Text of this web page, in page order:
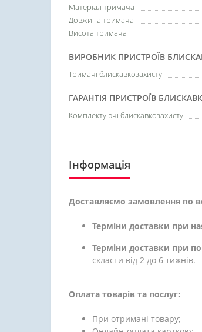
Матеріал тримача
Довжина тримача
Висота тримача
ВИРОБНИК ПРИСТРОЇВ
Тримачі блискавкозахисту
ГАРАНТІЯ ПРИСТРОЇВ
Комплектуючі блискавкозахисту
Інформація
Доставляємо замовлення по
Терміни доставки при
Терміни доставки при
скласти від 2 до 6 тижнів.
Оплата товарів та послуг:
При отримані товару;